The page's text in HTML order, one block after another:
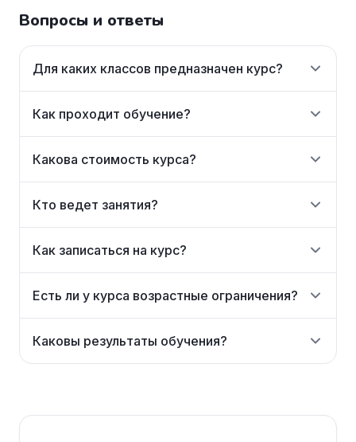
Вопросы и ответы
Для каких классов предназначен курс?
Как проходит обучение?
Какова стоимость курса?
Кто ведет занятия?
Как записаться на курс?
Есть ли у курса возрастные ограничения?
Каковы результаты обучения?